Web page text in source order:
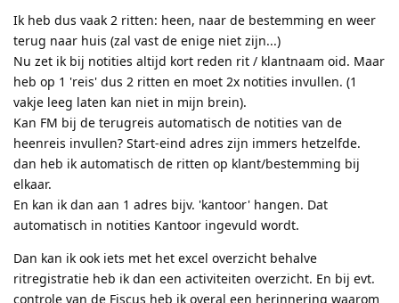
Ik heb dus vaak 2 ritten: heen, naar de bestemming en weer
terug naar huis (zal vast de enige niet zijn...)
Nu zet ik bij notities altijd kort reden rit / klantnaam oid. Maar
heb op 1 'reis' dus 2 ritten en moet 2x notities invullen. (1
vakje leeg laten kan niet in mijn brein).
Kan FM bij de terugreis automatisch de notities van de
heenreis invullen? Start-eind adres zijn immers hetzelfde.
dan heb ik automatisch de ritten op klant/bestemming bij
elkaar.
En kan ik dan aan 1 adres bijv. 'kantoor' hangen. Dat
automatisch in notities Kantoor ingevuld wordt.
Dan kan ik ook iets met het excel overzicht behalve
ritregistratie heb ik dan een activiteiten overzicht. En bij evt.
controle van de Fiscus heb ik overal een herinnering waarom